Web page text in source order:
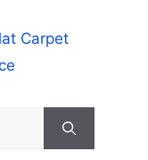
Carpet